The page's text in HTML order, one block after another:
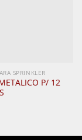
SPRINKLER
P/ 12